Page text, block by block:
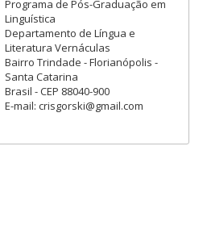
Programa de Pós-Graduação em
Linguística
Departamento de Língua e
Literatura Vernáculas
Bairro Trindade - Florianópolis -
Santa Catarina
Brasil - CEP 88040-900
E-mail: crisgorski@gmail.com